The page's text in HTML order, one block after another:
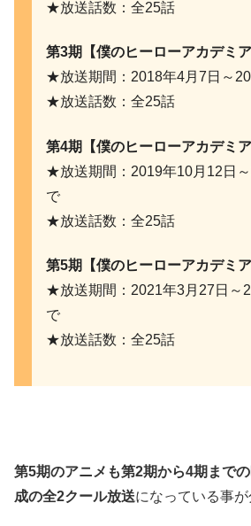
★放送話数：全25話
第3期【僕のヒーローアカデミア
★放送期間：2018年4月7日～
★放送話数：全25話
第4期【僕のヒーローアカデミア
★放送期間：2019年10月12日
で
★放送話数：全25話
第5期【僕のヒーローアカデミア
★放送期間：2021年3月27日～
で
★放送話数：全25話
第5期のアニメも第2期から4期まで
成の全2クール放送になっている事